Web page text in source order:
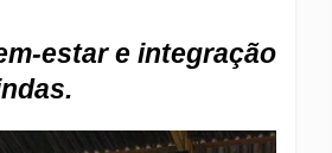
estar e integração